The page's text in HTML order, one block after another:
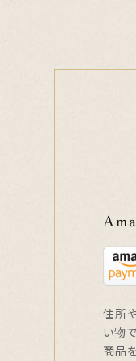
住所
い物
商品